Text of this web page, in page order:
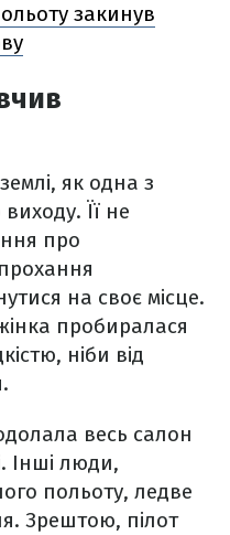
закинув
як одна з
Її не
про
на своє місце.
пробиралася
ніби від
весь салон
Інші люди,
польоту, ледве
Зрештою, пілот